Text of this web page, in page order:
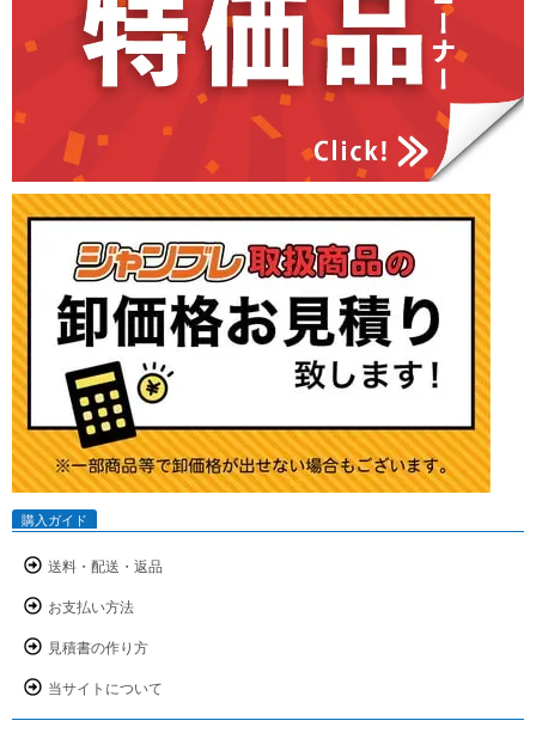
購入ガイド
送料・配送・返品
お支払い方法
見積書の作り方
当サイトについて